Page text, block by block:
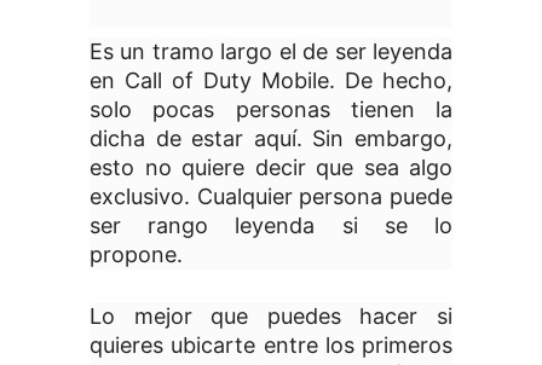
Es un tramo largo el de ser leyenda
en Call of Duty Mobile. De hecho,
solo pocas personas tienen la
dicha de estar aquí. Sin embargo,
esto no quiere decir que sea algo
exclusivo. Cualquier persona puede
ser rango leyenda si se lo
propone.
Lo mejor que puedes hacer si
quieres ubicarte entre los primeros